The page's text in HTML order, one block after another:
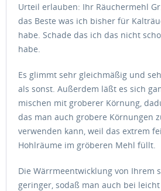
Urteil erlauben: Ihr Räuchermehl
das Beste was ich bisher für
habe. Schade das ich das nicht
habe.
Es glimmt sehr gleichmäßig und
als sonst. Außerdem läßt es sich
mischen mit groberer Körnung,
das man auch grobere Körnungen
verwenden kann, weil das extrem
Hohlräume im gröberen Mehl füllt.
Die Wärrmeentwicklung von Ihrem
geringer, sodaß man auch bei